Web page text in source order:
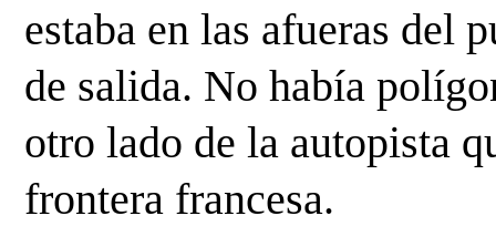
estaba en las afueras del
de salida. No había
otro lado de la autopista
frontera francesa.